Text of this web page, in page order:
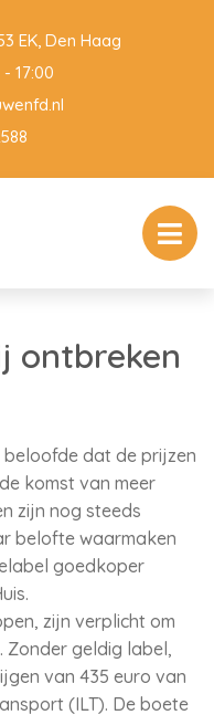
EK, Den Haag
17:00
ontbreken
beloofde dat de prijzen
komst van meer
zijn nog steeds
belofte waarmaken
goedkoper
zijn verplicht om
Zonder geldig label,
van 435 euro van
(ILT). De boete